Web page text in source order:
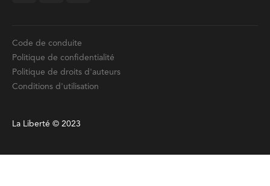
Code de conduite
Politique de confidentialité
Politique de droits d'auteurs
Conditions d'utilisation
La Liberté © 2023